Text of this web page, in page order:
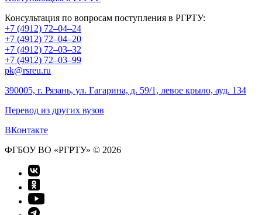
Консультация по вопросам поступления в РГРТУ:
+7 (4912) 72–04–24
+7 (4912) 72–04–20
+7 (4912) 72–03–32
+7 (4912) 72–03–99
pk@rsreu.ru
390005, г. Рязань, ул. Гагарина, д. 59/1, левое крыло, ауд. 134
Перевод из других вузов
ВКонтакте
ФГБОУ ВО «РГРТУ» © 2026